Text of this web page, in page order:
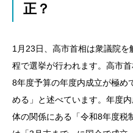
正？
1月23日、高市首相は衆議院
程で選挙が行われます。高市
8年度予算の年度内成立が極め
める」と述べています。年度
体の関係にある「令和8年度税